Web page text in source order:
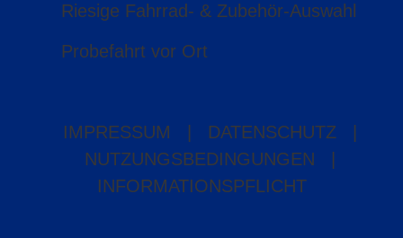
Riesige Fahrrad- & Zubehör-Auswahl
Probefahrt vor Ort
IMPRESSUM DATENSCHUTZ
NUTZUNGSBEDINGUNGEN
INFORMATIONSPFLICHT